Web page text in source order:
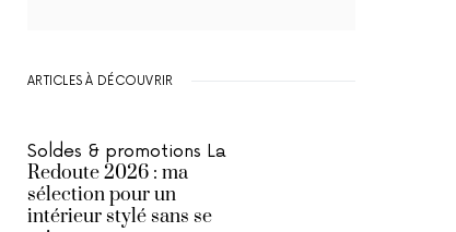
ARTICLES À DÉCOUVRIR
Soldes & promotions La
Redoute 2026 : ma
sélection pour un
intérieur stylé sans se